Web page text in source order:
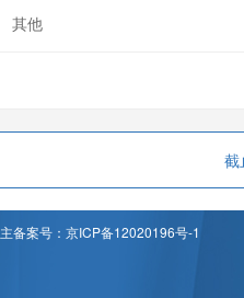
其他
截
备案号：京ICP备12020196号-1